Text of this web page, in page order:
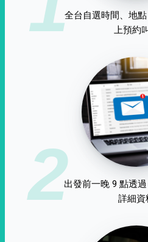
全台自選時間、地
上預約
2出發前一晚 9 點透
詳細資